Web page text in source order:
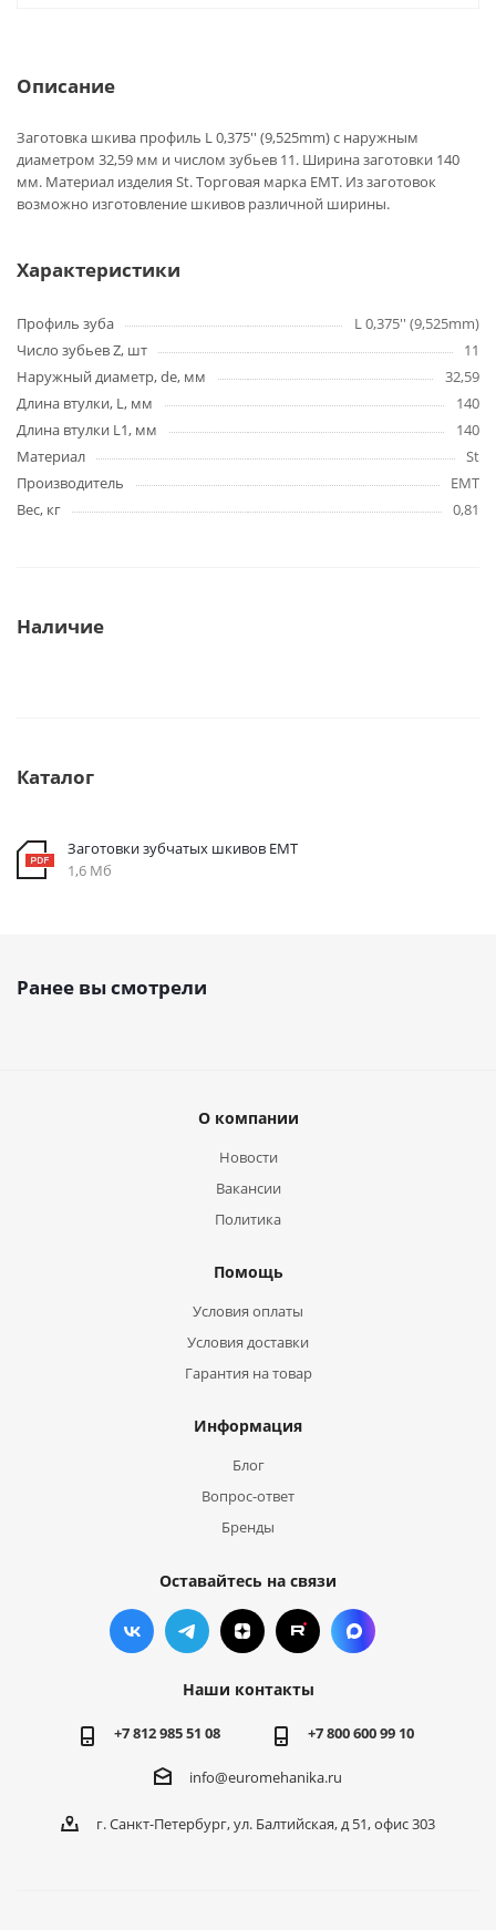
Описание
Заготовка шкива профиль L 0,375'' (9,525mm) с наружным
диаметром 32,59 мм и числом зубьев 11. Ширина заготовки 140
мм. Материал изделия St. Торговая марка EMT. Из заготовок
возможно изготовление шкивов различной ширины.
Характеристики
Профиль зуба
L 0,375'' (9,525mm)
Число зубьев Z, шт
11
Наружный диаметр, de, мм
32,59
Длина втулки, L, мм
140
Длина втулки L1, мм
140
Материал
St
Производитель
EMT
Вес, кг
0,81
Наличие
Каталог
Заготовки зубчатых шкивов EMT
1,6 Мб
Ранее вы смотрели
О компании
Новости
Вакансии
Политика
Помощь
Условия оплаты
Условия доставки
Гарантия на товар
Информация
Блог
Вопрос-ответ
Бренды
Оставайтесь на связи
Наши контакты
+7 812 985 51 08 +7 800 600 99 10
info@euromehanika.ru
г. Санкт-Петербург, ул. Балтийская, д 51, офис 303